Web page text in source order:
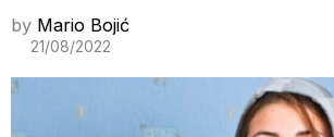
by Mario Bojić
21/08/2022